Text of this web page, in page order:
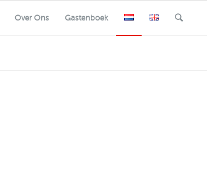
Over Ons Gastenboek